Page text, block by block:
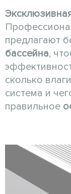
предлагают
бассейна,
сколько
система и
правильное